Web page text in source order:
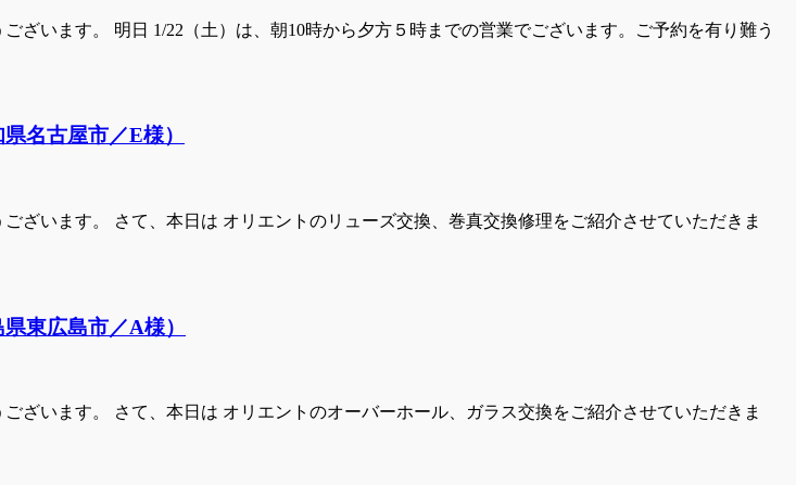
います。 明日 1/22（土）は、朝10時から夕方５時までの営業でございます。ご予約を有り難う
名古屋市／E様）
ざいます。 さて、本日は オリエントのリューズ交換、巻真交換修理をご紹介させていただきま
東広島市／A様）
ざいます。 さて、本日は オリエントのオーバーホール、ガラス交換をご紹介させていただきま